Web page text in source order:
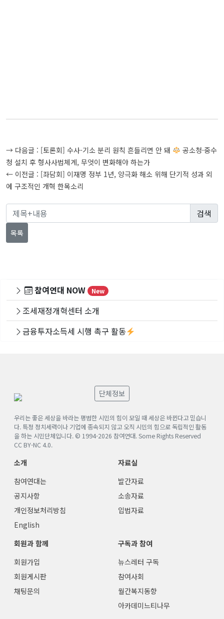
글
탐
색
→ 다음글 : [토론회] 수사-기소 분리 원칙 흔들리면 안 돼
공소청·중수
청 설치 후 형사사법체계, 무엇이 변화해야 하는가
← 이전글 : [좌담회] 이재명 정부 1년, 양극화 해소 위해 단기적 성과 외
에 구조적인 개혁 한목소리
목록
참여연대 NOW New
조세재정개혁센터 소개
금융투자소득세 시행 촉구 활동
단체정보
우리는 좋은 세상을 바라는 평범한 시민의 힘이 모일 때 세상은 바뀐다고 믿습니
다. 특정 정치세력이나 기업에 종속되지 않고 오직 시민의 힘으로 독립적인 활동
을 하는 시민단체입니다. © 1994-2026 참여연대. Some Rights Reserved
CC BY-NC 4.0.
소개
참여연대는
공지사항
개인정보처리방침
English
자료실
발간자료
소송자료
입법자료
회원과 함께
회원가입
회원게시판
채팅문의
구독과 참여
뉴스레터 구독
참여사회
월간복지동향
아카데미느티나무